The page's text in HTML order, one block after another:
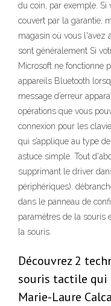
du coin, par exemple. Si
couvert par la garantie,
magasin où vous l'avez
sont généralement Si
Microsoft ne fonctionne
appareils Bluetooth
message d’erreur
opérations que vous
connexion pour les
qui s’applique au type
astuce simple. Tout
supprimant le driver
périphériques).
dans le panneau de
paramètres de la souris
la souris.
Découvrez 2
souris tactile qui
Marie-Laure